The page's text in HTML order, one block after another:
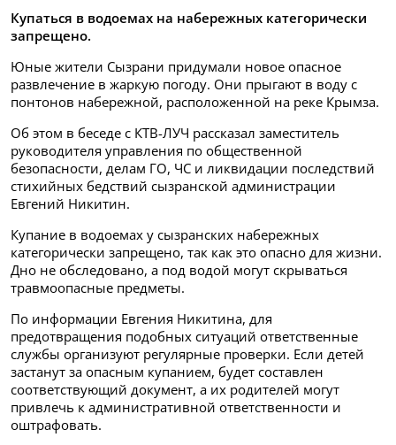
Купаться в водоемах на набережных категорически
запрещено.
Юные жители Сызрани придумали новое опасное
развлечение в жаркую погоду. Они прыгают в воду с
понтонов набережной, расположенной на реке Крымза.
Об этом в беседе с КТВ-ЛУЧ рассказал заместитель
руководителя управления по общественной
безопасности, делам ГО, ЧС и ликвидации последствий
стихийных бедствий сызранской администрации
Евгений Никитин.
Купание в водоемах у сызранских набережных
категорически запрещено, так как это опасно для жизни.
Дно не обследовано, а под водой могут скрываться
травмоопасные предметы.
По информации Евгения Никитина, для
предотвращения подобных ситуаций ответственные
службы организуют регулярные проверки. Если детей
застанут за опасным купанием, будет составлен
соответствующий документ, а их родителей могут
привлечь к административной ответственности и
оштрафовать.